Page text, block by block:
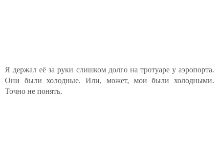
Я держал её за руки слишком долго на тротуаре у аэропорта.
Они были холодные. Или, может, мои были холодными.
Точно не понять.